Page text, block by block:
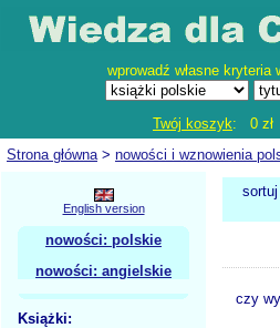
wprowadź własne
Twój koszyk: 0 zł
Strona główna> nowości i wznowienia
English version
nowości: polskie
nowości: angielskie
Książki:
sortuj
czy